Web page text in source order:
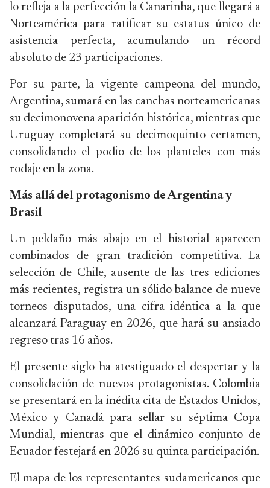
lo refleja a la perfección la Canarinha, que llegará a
Norteamérica para ratificar su estatus único de
asistencia perfecta, acumulando un récord
absoluto de 23 participaciones.
Por su parte, la vigente campeona del mundo,
Argentina, sumará en las canchas norteamericanas
su decimonovena aparición histórica, mientras que
Uruguay completará su decimoquinto certamen,
consolidando el podio de los planteles con más
rodaje en la zona.
Más allá del protagonismo de Argentina y
Brasil
Un peldaño más abajo en el historial aparecen
combinados de gran tradición competitiva. La
selección de Chile, ausente de las tres ediciones
más recientes, registra un sólido balance de nueve
torneos disputados, una cifra idéntica a la que
alcanzará Paraguay en 2026, que hará su ansiado
regreso tras 16 años.
El presente siglo ha atestiguado el despertar y la
consolidación de nuevos protagonistas. Colombia
se presentará en la inédita cita de Estados Unidos,
México y Canadá para sellar su séptima Copa
Mundial, mientras que el dinámico conjunto de
Ecuador festejará en 2026 su quinta participación.
El mapa de los representantes sudamericanos que